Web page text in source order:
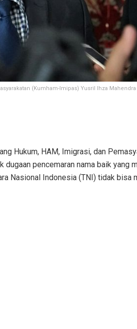
(Kumham-Imipas) Yusril Ihza
Hukum, HAM, Imigrasi, dan
pencemaran nama baik yang
Nasional Indonesia (TNI) tidak bisa